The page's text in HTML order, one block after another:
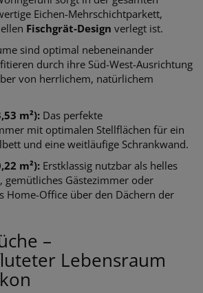
Eichen-Mehrschichtparkett,
Fischgrät-Design verlegt ist.
sind optimal nebeneinander
durch ihre Süd-West-Ausrichtung
von herrlichem, natürlichem
m²): Das perfekte
mit optimalen Stellflächen für ein
und eine weitläufige Schrankwand.
m²): Erstklassig nutzbar als helles
gemütliches Gästezimmer oder
Home-Office über den Dächern der
–
Lebensraum